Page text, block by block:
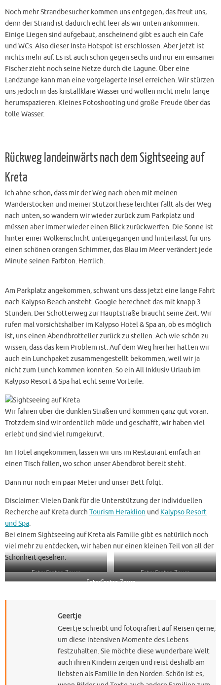
Noch mehr Strandbesucher kommen uns entgegen, das freut uns,
denn der Strand ist dadurch echt leer als wir unten ankommen.
Einige Liegen sind aufgebaut, anscheinend gibt es auch ein Cafe
und WCs. Also dieser Insta Hotspot ist erschlossen. Aber jetzt ist
nichts mehr auf. Es ist auch schon gegen sechs und nur ein einsamer
Fischer zieht noch seine Netze durch die Lagune. Über eine
Landzunge kann man eine vorgelagerte Insel erreichen. Wir stürzen
uns jedoch in das kristallklare Wasser und wollen nicht mehr lange
herumspazieren. Kleines Fotoshooting und große Freude über das
tolle Wasser.
Rückweg landeinwärts nach dem Sightseeing auf
Kreta
Ich ahne schon, dass mir der Weg nach oben mit meinen
Wanderstöcken und meiner Stützorthese leichter fällt als der Weg
nach unten, so wandern wir wieder zurück zum Parkplatz und
müssen aber immer wieder einen Blick zurückwerfen. Die Sonne ist
hinter einer Wolkenschicht untergegangen und hinterlässt für uns
einen schönen orangen Schimmer, das Blau im Meer verändert jede
Minute seinen Farbton. Herrlich.
Am Parkplatz angekommen, schwant uns dass jetzt eine lange Fahrt
nach Kalypso Beach ansteht. Google berechnet das mit knapp 3
Stunden. Der Schotterweg zur Hauptstraße braucht seine Zeit. Wir
rufen mal vorsichtshalber im Kalypso Hotel & Spa an, ob es möglich
ist, uns einen Abendbrotteller zurück zu stellen. Ach wie schön zu
wissen, dass das kein Problem ist. Auf dem Weg hierher hatten wir
auch ein Lunchpaket zusammengestellt bekommen, weil wir ja
nicht zum Lunch kommen konnten. So ein All Inklusiv Urlaub im
Kalypso Resort & Spa hat echt seine Vorteile.
Wir fahren über die dunklen Straßen und kommen ganz gut voran.
Trotzdem sind wir ordentlich müde und geschafft, wir haben viel
erlebt und sind viel rumgekurvt.
Im Hotel angekommen, lassen wir uns im Restaurant einfach an
einen Tisch fallen, wo schon unser Abendbrot bereit steht.
Dann nur noch ein paar Meter und unser Bett folgt.
Disclaimer: Vielen Dank für die Unterstützung der individuellen
Recherche auf Kreta durch Tourism Heraklion und Kalypso Resort
und Spa.
Bei einem Sightseeing auf Kreta als Familie gibt es natürlich noch
viel mehr zu entdecken, wir haben nur einen kleinen Teil von all der
Schönheit gesehen.
Foto:Cretan Zeuss
Foto:Cretan Zeuss
Foto:Cretan Zeuss
Geertje
Geertje schreibt und fotografiert auf Reisen gerne,
um diese intensiven Momente des Lebens
festzuhalten. Sie möchte diese wunderbare Welt
auch ihren Kindern zeigen und reist deshalb am
liebsten als Familie in den Norden. Schön ist es,